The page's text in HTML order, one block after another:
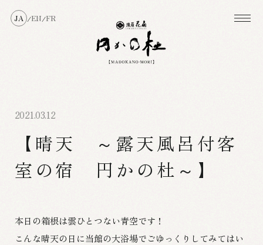
JA /EN/FR
2021.03.12
【晴天 ～露天風呂付客
室の宿 円かの杜～】
本日の箱根は雲ひとつない青空です！
こんな晴天の日に当館の大浴場でごゆっくりしてみてはい